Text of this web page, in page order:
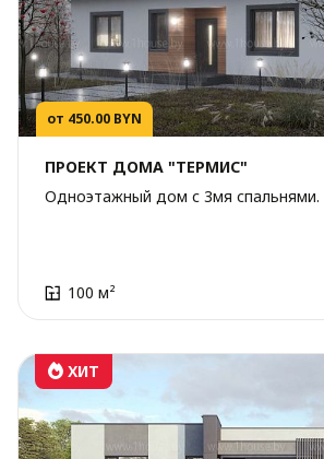
от 450.00 BYN
ПРОЕКТ ДОМА "ТЕРМИС"
Одноэтажный дом с 3мя спальнями.
100 м²
ХИТ